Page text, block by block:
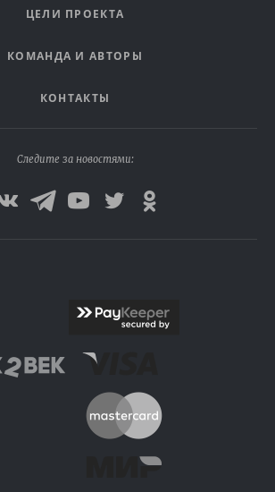
ЦЕЛИ ПРОЕКТА
КОМАНДА И АВТОРЫ
КОНТАКТЫ
Следите за новостями: